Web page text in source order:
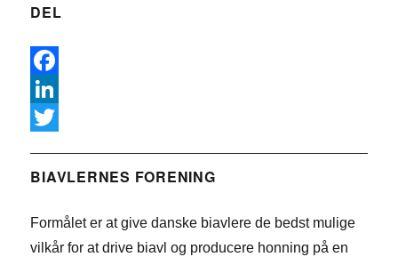
DEL
F
a
e
o
L
n
e
w
t
BIAVLERNES FORENING
Formålet er at give danske biavlere de bedst mulige
vilkår for at drive biavl og producere honning på en